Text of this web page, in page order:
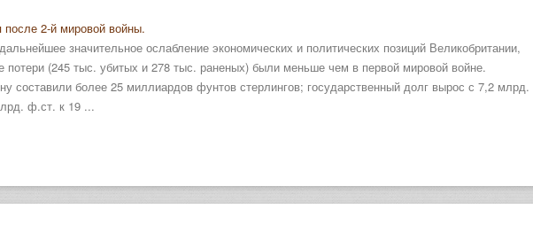
после 2-й мировой войны.
значительное ослабление экономических и политических позиций Великобритании,
потери (245 тыс. убитых и 278 тыс. раненых) были меньше чем в первой мировой войне.
составили более 25 миллиардов фунтов стерлингов; государственный долг вырос с 7,2 млрд.
ф.ст. к 19 ...